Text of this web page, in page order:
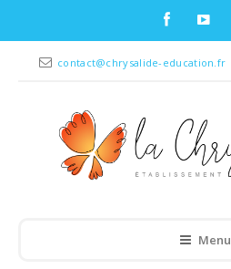
contact@chrysalide-education.fr
Menu